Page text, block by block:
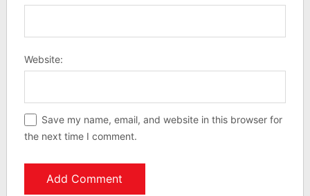
Website:
Save my name, email, and website in this browser for
the next time I comment.